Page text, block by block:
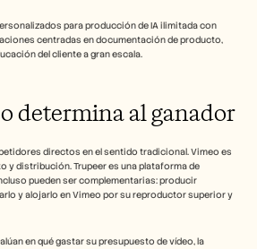
para producción de IA ilimitada con
centradas en documentación de producto,
del cliente a gran escala.
determina al ganador
directos en el sentido tradicional. Vimeo es
y distribución. Trupeer es una plataforma de
pueden ser complementarias: producir
y alojarlo en Vimeo por su reproductor superior y
en qué gastar su presupuesto de vídeo, la